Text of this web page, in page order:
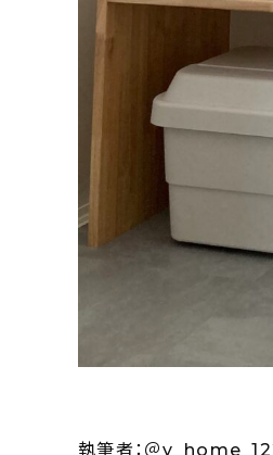
執筆者： ＠